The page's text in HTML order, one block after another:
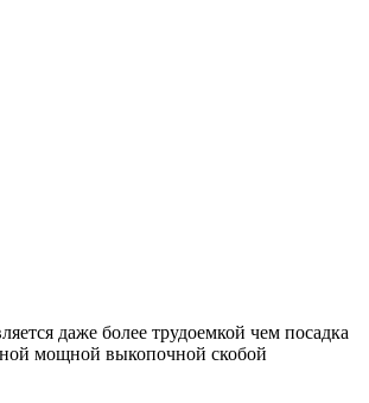
даже более трудоемкой чем посадка
мощной выкопочной скобой